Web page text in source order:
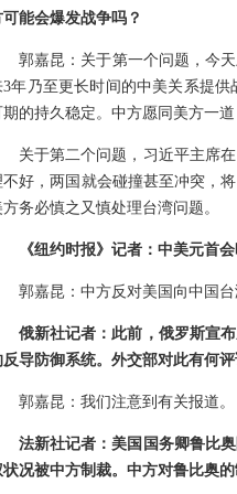
可能会爆发战争吗？
郭嘉昆：关于第一个问题，今
3年乃至更长时间的中美关系提
期的持久稳定。中方愿同美方一
关于第二个问题，习近平主席
不好，两国就会碰撞甚至冲突，
方务必慎之又慎处理台湾问题。
《纽约时报》记者：中美元首
郭嘉昆：中方反对美国向中国
俄新社记者：此前，俄罗斯宣
反导防御系统。外交部对此有何
郭嘉昆：我们注意到有关报道。
法新社记者：美国国务卿鲁比
状况被中方制裁。中方对鲁比奥